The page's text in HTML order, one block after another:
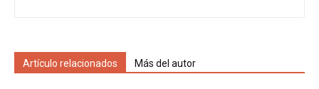
Artículo relacionados Más del autor